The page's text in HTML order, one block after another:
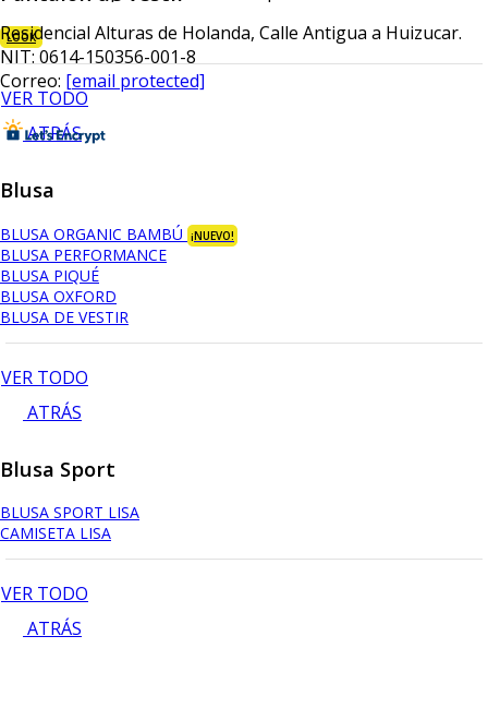
LOOK
VER TODO
ATRÁS
Blusa
BLUSA ORGANIC BAMBÚ ¡NUEVO!
BLUSA PERFORMANCE
BLUSA PIQUÉ
BLUSA OXFORD
BLUSA DE VESTIR
VER TODO
ATRÁS
Blusa Sport
BLUSA SPORT LISA
CAMISETA LISA
VER TODO
ATRÁS
Residencial Alturas de Holanda, Calle Antigua a Huizucar.
NIT: 0614-150356-001-8
Correo: [email protected]